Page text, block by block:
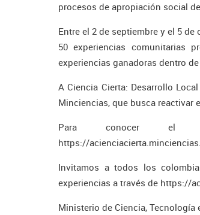
procesos de apropiación social
Entre el 2 de septiembre y el 5
50 experiencias comunitarias
experiencias ganadoras dentro
A Ciencia Cierta: Desarrollo
Minciencias, que busca
Para conocer el
https://
Invitamos a todos los
experiencias a través de https://
Ministerio de Ciencia, Tecnología